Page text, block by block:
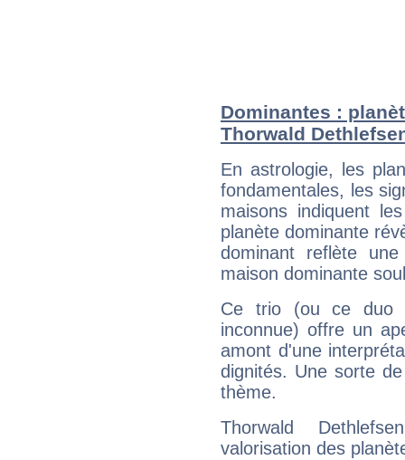
Dominantes :
Thorwald
En astrologie, les
fondamentales, les
maisons indiquent
planète dominante
dominant reflète
maison dominante
Ce trio (ou ce duo
inconnue) offre un
amont d'une
dignités. Une sorte
thème.
Thorwald
valorisation des